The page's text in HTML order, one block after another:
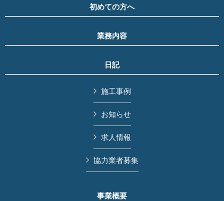
初めての方へ
業務内容
日記
施工事例
お知らせ
求人情報
協力業者募集
事業概要